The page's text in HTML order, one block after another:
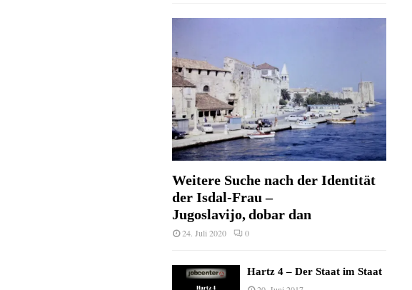
Weitere Suche nach der Identität
der Isdal-Frau –
Jugoslavijo, dobar dan
24. Juli 2020 0
Hartz 4 – Der Staat im Staat